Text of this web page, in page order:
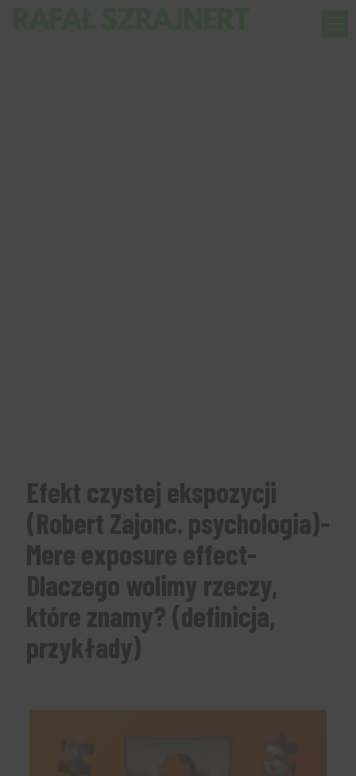
Efekt czystej ekspozycji
(Robert Zajonc. psychologia)-
Mere exposure effect-
Dlaczego wolimy rzeczy,
które znamy? (definicja,
przykłady)